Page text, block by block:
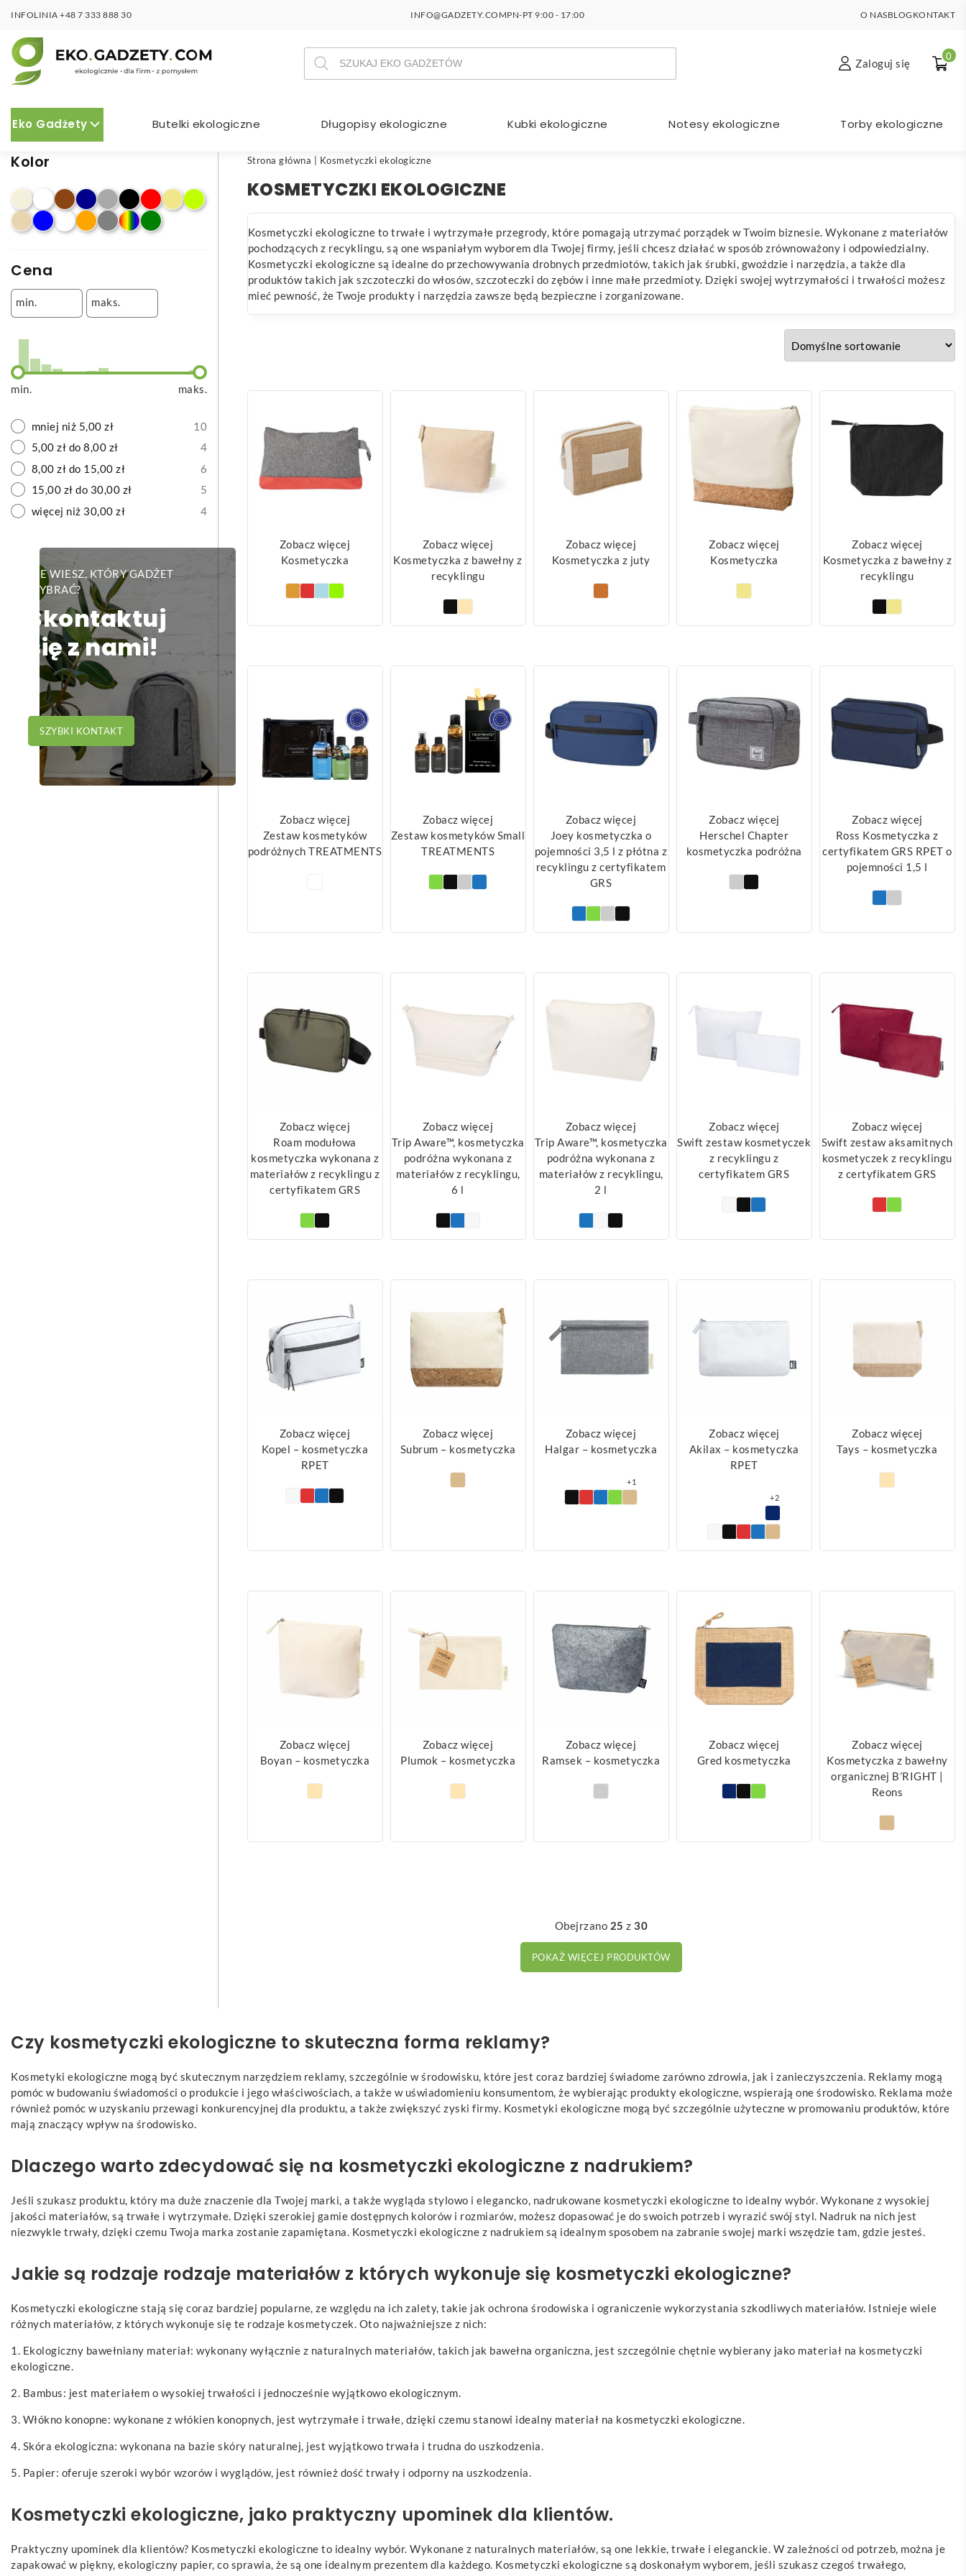
INFOLINIA +48 7 333 888 30 INFO@GADZETY.COMPN-PT 9:00 - 17:00 O NASBLOG KONTAKT
Wyszukiwarka
produktów
Zaloguj się
0
Eko Gadżety Butelki ekologiczne Długopisy ekologiczne Kubki ekologiczne Notesy ekologiczne Torby ekologiczne
Strona główna Kosmetyczki ekologiczne
KOSMETYCZKI EKOLOGICZNE
Kosmetyczki ekologiczne to trwałe i wytrzymałe przegrody, które pomagają utrzymać porządek w Twoim biznesie. Wykonane z materiałów
pochodzących z recyklingu, są one wspaniałym wyborem dla Twojej firmy, jeśli chcesz działać w sposób zrównoważony i odpowiedzialny.
Kosmetyczki ekologiczne są idealne do przechowywania drobnych przedmiotów, takich jak śrubki, gwoździe i narzędzia, a także dla
produktów takich jak szczoteczki do włosów, szczoteczki do zębów i inne małe przedmioty. Dzięki swojej wytrzymałości i trwałości możesz
mieć pewność, że Twoje produkty i narzędzia zawsze będą bezpieczne i zorganizowane.
Zobacz więcej
Kosmetyczka
Zobacz więcej
Kosmetyczka z bawełny z
recyklingu
Zobacz więcej
Kosmetyczka z juty
Zobacz więcej
Kosmetyczka
Zobacz więcej
Kosmetyczka z bawełny z
recyklingu
Zobacz więcej
Zestaw kosmetyków
podróżnych TREATMENTS
Zobacz więcej
Zestaw kosmetyków Small
TREATMENTS
Zobacz więcej
Joey kosmetyczka o
pojemności 3,5 l z płótna z
recyklingu z certyfikatem
GRS
Zobacz więcej
Herschel Chapter
kosmetyczka podróżna
Zobacz więcej
Ross Kosmetyczka z
certyfikatem GRS RPET o
pojemności 1,5 l
Zobacz więcej
Roam modułowa
kosmetyczka wykonana z
materiałów z recyklingu z
certyfikatem GRS
Zobacz więcej
Trip Aware™, kosmetyczka
podróżna wykonana z
materiałów z recyklingu,
6 l
Zobacz więcej
Trip Aware™, kosmetyczka
podróżna wykonana z
materiałów z recyklingu,
2 l
Zobacz więcej
Swift zestaw kosmetyczek
z recyklingu z
certyfikatem GRS
Zobacz więcej
Swift zestaw aksamitnych
kosmetyczek z recyklingu
z certyfikatem GRS
Zobacz więcej
Kopel – kosmetyczka
RPET
Zobacz więcej
Subrum – kosmetyczka
Zobacz więcej
Halgar – kosmetyczka
+1
Zobacz więcej
Akilax – kosmetyczka
RPET
+2
Zobacz więcej
Tays – kosmetyczka
Zobacz więcej
Boyan – kosmetyczka
Zobacz więcej
Plumok – kosmetyczka
Zobacz więcej
Ramsek – kosmetyczka
Zobacz więcej
Gred kosmetyczka
Zobacz więcej
Kosmetyczka z bawełny
organicznej B’RIGHT |
Reons
Obejrzano 25 z 30
POKAŻ WIĘCEJ PRODUKTÓW
Kolor
Cena
min. maks.
min. maks.
mniej niż 5,00 zł
10
5,00 zł do 8,00 zł
4
8,00 zł do 15,00 zł
6
15,00 zł do 30,00 zł
5
więcej niż 30,00 zł
4
NIE WIESZ, KTÓRY GADŻET
WYBRAĆ?
Skontaktuj
się z nami!
SZYBKI KONTAKT
Czy kosmetyczki ekologiczne to skuteczna forma reklamy?
Kosmetyki ekologiczne mogą być skutecznym narzędziem reklamy, szczególnie w środowisku, które jest coraz bardziej świadome zarówno zdrowia, jak i zanieczyszczenia. Reklamy mogą
pomóc w budowaniu świadomości o produkcie i jego właściwościach, a także w uświadomieniu konsumentom, że wybierając produkty ekologiczne, wspierają one środowisko. Reklama może
również pomóc w uzyskaniu przewagi konkurencyjnej dla produktu, a także zwiększyć zyski firmy. Kosmetyki ekologiczne mogą być szczególnie użyteczne w promowaniu produktów, które
mają znaczący wpływ na środowisko.
Dlaczego warto zdecydować się na kosmetyczki ekologiczne z nadrukiem?
Jeśli szukasz produktu, który ma duże znaczenie dla Twojej marki, a także wygląda stylowo i elegancko, nadrukowane kosmetyczki ekologiczne to idealny wybór. Wykonane z wysokiej
jakości materiałów, są trwałe i wytrzymałe. Dzięki szerokiej gamie dostępnych kolorów i rozmiarów, możesz dopasować je do swoich potrzeb i wyrazić swój styl. Nadruk na nich jest
niezwykle trwały, dzięki czemu Twoja marka zostanie zapamiętana. Kosmetyczki ekologiczne z nadrukiem są idealnym sposobem na zabranie swojej marki wszędzie tam, gdzie jesteś.
Jakie są rodzaje rodzaje materiałów z których wykonuje się kosmetyczki ekologiczne?
Kosmetyczki ekologiczne stają się coraz bardziej popularne, ze względu na ich zalety, takie jak ochrona środowiska i ograniczenie wykorzystania szkodliwych materiałów. Istnieje wiele
różnych materiałów, z których wykonuje się te rodzaje kosmetyczek. Oto najważniejsze z nich:
1. Ekologiczny bawełniany materiał: wykonany wyłącznie z naturalnych materiałów, takich jak bawełna organiczna, jest szczególnie chętnie wybierany jako materiał na kosmetyczki
ekologiczne.
2. Bambus: jest materiałem o wysokiej trwałości i jednocześnie wyjątkowo ekologicznym.
3. Włókno konopne: wykonane z włókien konopnych, jest wytrzymałe i trwałe, dzięki czemu stanowi idealny materiał na kosmetyczki ekologiczne.
4. Skóra ekologiczna: wykonana na bazie skóry naturalnej, jest wyjątkowo trwała i trudna do uszkodzenia.
5. Papier: oferuje szeroki wybór wzorów i wyglądów, jest również dość trwały i odporny na uszkodzenia.
Kosmetyczki ekologiczne, jako praktyczny upominek dla klientów.
Praktyczny upominek dla klientów? Kosmetyczki ekologiczne to idealny wybór. Wykonane z naturalnych materiałów, są one lekkie, trwałe i eleganckie. W zależności od potrzeb, można je
zapakować w piękny, ekologiczny papier, co sprawia, że są one idealnym prezentem dla każdego. Kosmetyczki ekologiczne są doskonałym wyborem, jeśli szukasz czegoś trwałego,